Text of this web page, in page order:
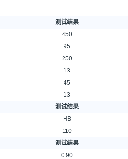
测试结果
450
95
250
13
45
13
测试结果
HB
110
测试结果
0.90